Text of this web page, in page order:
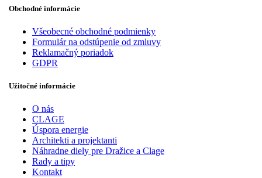
Obchodné informácie
Všeobecné obchodné podmienky
Formulár na odstúpenie od zmluvy
Reklamačný poriadok
GDPR
Užitočné informácie
O nás
CLAGE
Úspora energie
Architekti a projektanti
Náhradne diely pre Dražice a Clage
Rady a tipy
Kontakt